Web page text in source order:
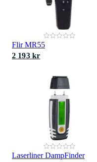
Flir MR55
2 193 kr
Laserliner DampFinder